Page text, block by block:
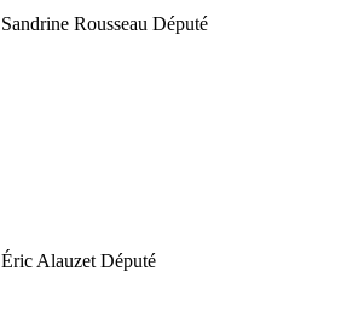
Sandrine Rousseau Député
Éric Alauzet Député